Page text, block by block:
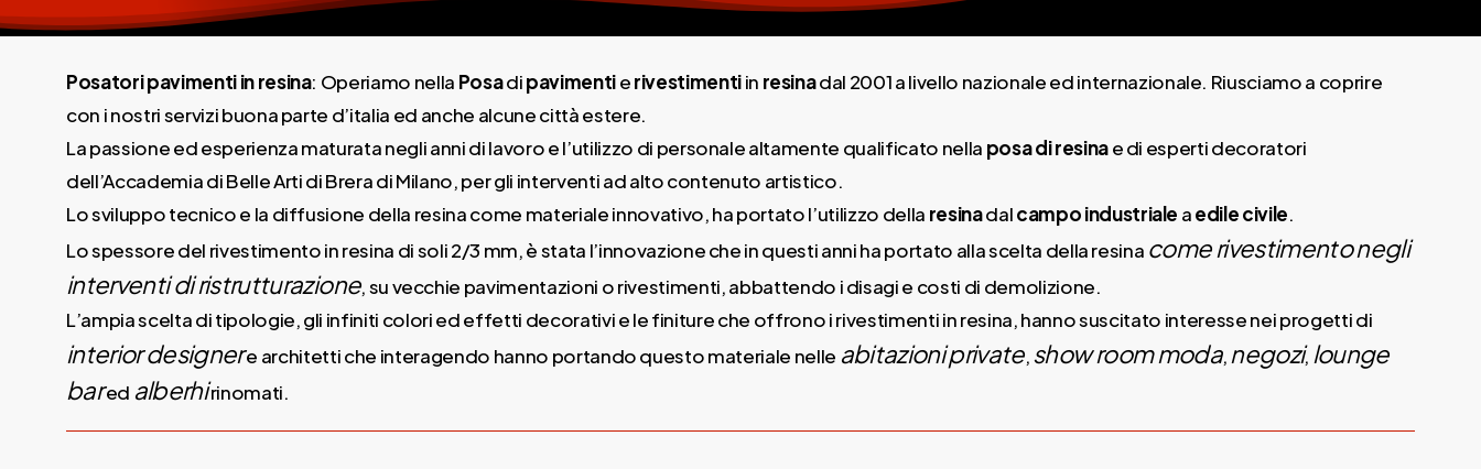
Posatori pavimenti in resina: Operiamo nella Posadipavimentierivestimentiin resinadal 2001 a livello nazionale ed internazionale. Riusciamo a coprire
con i nostri servizi buona parte d’italia ed anche alcune città estere.
La passione ed esperienza maturata negli anni di lavoro e l’utilizzo di personale altamente qualificato nella posa di resinae di esperti decoratori
dell’Accademia di Belle Arti di Brera di Milano, per gli interventi ad alto contenuto artistico.
Lo sviluppo tecnico e la diffusione della resina come materiale innovativo, ha portato l’utilizzo della resinadalcampo industriale aedile civile.
Lo spessore del rivestimento in resina di soli 2/3 mm, è stata l’innovazione che in questi anni ha portato alla scelta della resina come rivestimento negli
interventi di ristrutturazione, su vecchie pavimentazioni o rivestimenti, abbattendo i disagi e costi di demolizione.
L’ampia scelta di tipologie, gli infiniti colori ed effetti decorativi e le finiture che offrono i rivestimenti in resina, hanno suscitato interesse nei progetti di
interior designere architetti che interagendo hanno portando questo materiale nelle abitazioni private,show room moda, negozi, lounge
bared alberhirinomati.